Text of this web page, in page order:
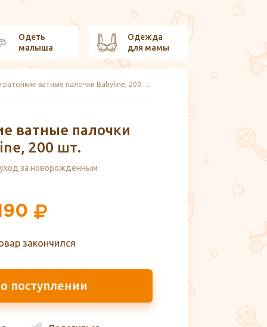
Одеть
малыша
Одежда
для мамы
Ультратонкие ватные палочки Babyline, 200 шт.
ватные палочки
200 шт.
за новорожденным
закончился
поступлении